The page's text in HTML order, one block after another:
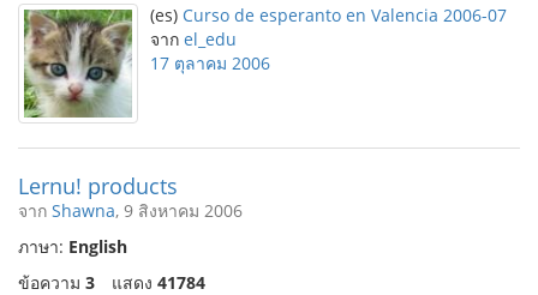
(es) Curso de esperanto en Valencia 2006-07
จาก el_edu
17 ตุลาคม 2006
Lernu! products
จาก Shawna, 9 สิงหาคม 2006
ภาษา: English
ข้อความ 3 แสดง 41784